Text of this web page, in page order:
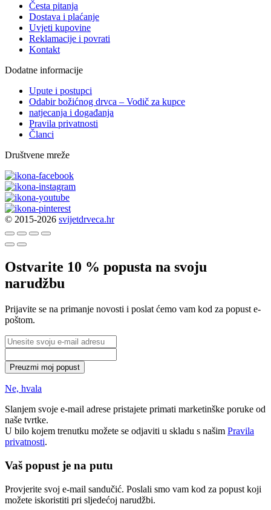
Česta pitanja
Dostava i plaćanje
Uvjeti kupovine
Reklamacije i povrati
Kontakt
Dodatne informacije
Upute i postupci
Odabir božićnog drvca – Vodič za kupce
natjecanja i događanja
Pravila privatnosti
Članci
Društvene mreže
© 2015-2026 svijetdrveca.hr
Ostvarite 10 % popusta na svoju
narudžbu
Prijavite se na primanje novosti i poslat ćemo vam kod za popust e-
poštom.
Preuzmi moj popust
Ne, hvala
Slanjem svoje e-mail adrese pristajete primati marketinške poruke od
naše tvrtke.
U bilo kojem trenutku možete se odjaviti u skladu s našim Pravila
privatnosti.
Vaš popust je na putu
Provjerite svoj e-mail sandučić. Poslali smo vam kod za popust koji
možete iskoristiti pri sljedećoj narudžbi.